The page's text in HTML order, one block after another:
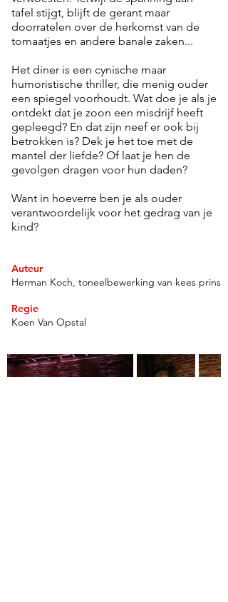
tafel stijgt, blijft de gerant maar
doorratelen over de herkomst van de
tomaatjes en andere banale zaken...
Het diner is een cynische maar
humoristische thriller, die menig ouder
een spiegel voorhoudt. Wat doe je als je
ontdekt dat je zoon een misdrijf heeft
gepleegd? En dat zijn neef er ook bij
betrokken is? Dek je het toe met de
mantel der liefde? Of laat je hen de
gevolgen dragen voor hun daden?
Want in hoeverre ben je als ouder
verantwoordelijk voor het gedrag van je
kind?
Auteur
Herman Koch, toneelbewerking van kees prins
Regie
Koen Van Opstal